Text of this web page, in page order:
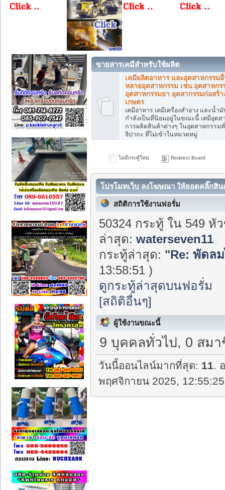
ขายสารเคมีสำหรับใช้ผลิต
เคมีผลิตอาหาร และอุตสาหกรรม
หลายอุตสาหกรรม เช่น อุตสาหกร
อุตสาหกรรมยา อุตสากรรมก่อสร้
เกษตร
เคมีอาหาร เคมีเครื่องสำอาง และน้ำ
กำลังเป็นที่นิยมอยู่ในขณะนี้ เคมีอุตส
การผลิตสินค้าต่างๆ ในอุตสาหกรรม
จิปาถะ ที่ไม่เข้าในหมวดหมู่
ไม่มีกระทู้ใหม่ Redirect Board
โปรโมทเว็บ ลงโฆษณา ให้ยอดคลิ๊กสิ
ในสินค้าร้านท่านมากขึ้น รับลงประกา
สถิติการใช้งานฟอรั่ม
50324 กระทู้ ใน 549
ล่าสุด:waterseven11
กระทู้ล่าสุด: "Re: พัดล
13:58:51 )
ดูกระทู้ล่าสุดบนฟอรั่ม
[สถิติอื่นๆ]
ผู้ใช้งานขณะนี้
9 บุคคลทั่วไป, 0 สม
วันนี้ออนไลน์มากที่สุด: 11.
พฤศจิกายน 2025,